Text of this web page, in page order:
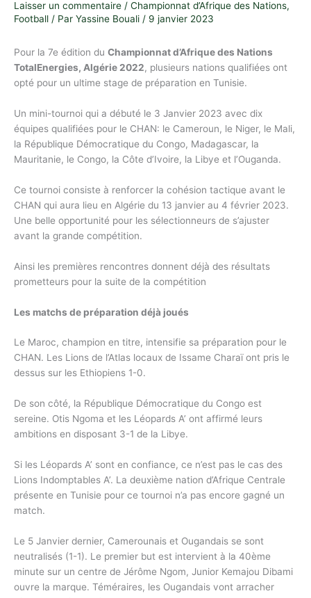
Laisser un commentaire / Championnat d’Afrique des Nations,
Football / Par Yassine Bouali / 9 janvier 2023
Pour la 7e édition du Championnat d’Afrique des Nations
TotalEnergies, Algérie 2022, plusieurs nations qualifiées ont
opté pour un ultime stage de préparation en Tunisie.
Un mini-tournoi qui a débuté le 3 Janvier 2023 avec dix
équipes qualifiées pour le CHAN: le Cameroun, le Niger, le Mali,
la République Démocratique du Congo, Madagascar, la
Mauritanie, le Congo, la Côte d’Ivoire, la Libye et l’Ouganda.
Ce tournoi consiste à renforcer la cohésion tactique avant le
CHAN qui aura lieu en Algérie du 13 janvier au 4 février 2023.
Une belle opportunité pour les sélectionneurs de s’ajuster
avant la grande compétition.
Ainsi les premières rencontres donnent déjà des résultats
prometteurs pour la suite de la compétition
Les matchs de préparation déjà joués
Le Maroc, champion en titre, intensifie sa préparation pour le
CHAN. Les Lions de l’Atlas locaux de Issame Charaï ont pris le
dessus sur les Ethiopiens 1-0.
De son côté, la République Démocratique du Congo est
sereine. Otis Ngoma et les Léopards A’ ont affirmé leurs
ambitions en disposant 3-1 de la Libye.
Si les Léopards A’ sont en confiance, ce n’est pas le cas des
Lions Indomptables A’. La deuxième nation d’Afrique Centrale
présente en Tunisie pour ce tournoi n’a pas encore gagné un
match.
Le 5 Janvier dernier, Camerounais et Ougandais se sont
neutralisés (1-1). Le premier but est intervient à la 40ème
minute sur un centre de Jérôme Ngom, Junior Kemajou Dibami
ouvre la marque. Téméraires, les Ougandais vont arracher